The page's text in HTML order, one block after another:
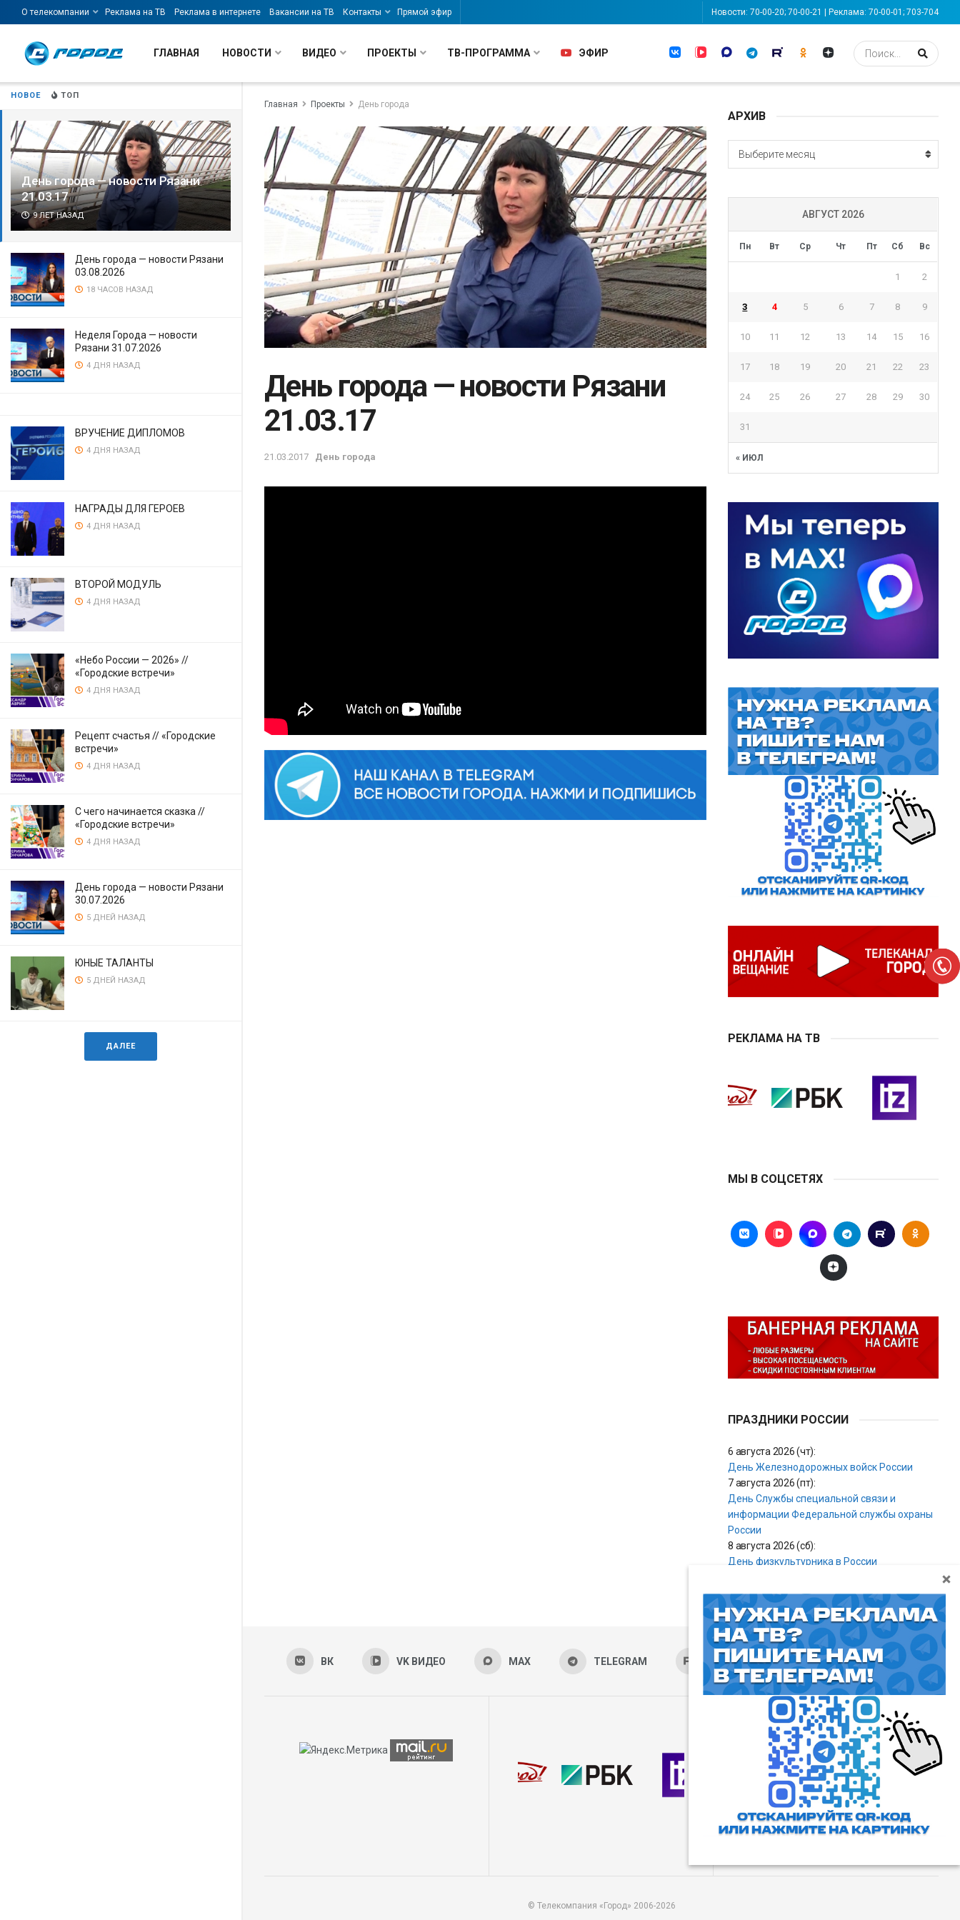
НОВОЕ ТОП
День города — новости Рязани
21.03.17
9 ЛЕТ НАЗАД
День города — новости Рязани
03.08.2026
18 ЧАСОВ НАЗАД
Неделя Города — новости
Рязани 31.07.2026
4 ДНЯ НАЗАД
ВРУЧЕНИЕ ДИПЛОМОВ
4 ДНЯ НАЗАД
НАГРАДЫ ДЛЯ ГЕРОЕВ
4 ДНЯ НАЗАД
ВТОРОЙ МОДУЛЬ
4 ДНЯ НАЗАД
«Небо России — 2026» //
«Городские встречи»
4 ДНЯ НАЗАД
Рецепт счастья // «Городские
встречи»
4 ДНЯ НАЗАД
С чего начинается сказка //
«Городские встречи»
4 ДНЯ НАЗАД
День города — новости Рязани
30.07.2026
5 ДНЕЙ НАЗАД
ЮНЫЕ ТАЛАНТЫ
5 ДНЕЙ НАЗАД
ДАЛЕЕ
О телекомпании Реклама на ТВ Реклама в интернете Вакансии на ТВ Контакты Прямой эфир Новости: 70-00-20; 70-00-21 | Реклама: 70-00-01; 703-704
ГЛАВНАЯ НОВОСТИ ВИДЕО ПРОЕКТЫ ТВ-ПРОГРАММА ЭФИР
Главная Проекты День города
День города — новости Рязани
21.03.17
21.03.2017 День города
АРХИВ
АРХИВ
Выберите месяц
АВГУСТ 2026
Пн Вт Ср Чт Пт Сб Вс
« ИЮЛ
1 2
3 4 5 6 7 8 9
10 11 12 13 14 15 16
17 18 19 20 21 22 23
24 25 26 27 28 29 30
31
РЕКЛАМА НА ТВ
МЫ В СОЦСЕТЯХ
ПРАЗДНИКИ РОССИИ
6 августа 2026 (чт):
День Железнодорожных войск России
7 августа 2026 (пт):
День Службы специальной связи и
информации Федеральной службы охраны
России
8 августа 2026 (сб):
День физкультурника в России
ВК VK ВИДЕО MAX TELEGRAM RUTUBE ОК ДЗЕН
Пользовательское соглашение
Все права защищены. Любое
использование материалов
допускается только с согласия
редакции, а также с ссылкой на
сайт.
© Телекомпания «Город» 2006-2026